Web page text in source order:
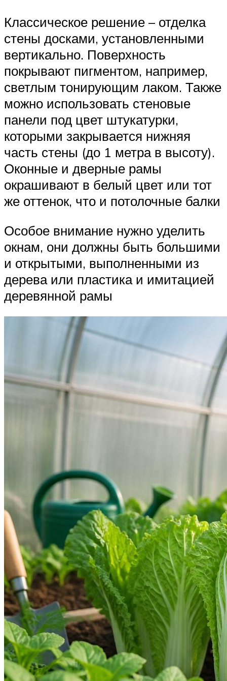
Классическое решение – отделка
стены досками, установленными
вертикально. Поверхность
покрывают пигментом, например,
светлым тонирующим лаком. Также
можно использовать стеновые
панели под цвет штукатурки,
которыми закрывается нижняя
часть стены (до 1 метра в высоту).
Оконные и дверные рамы
окрашивают в белый цвет или тот
же оттенок, что и потолочные балки
Особое внимание нужно уделить
окнам, они должны быть большими
и открытыми, выполненными из
дерева или пластика и имитацией
деревянной рамы